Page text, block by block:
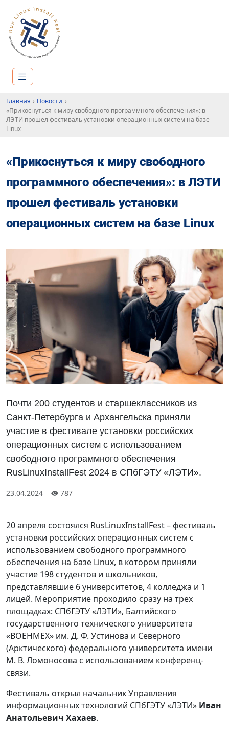
Главная
Новости
«Прикоснуться к миру свободного программного обеспечения»: в
ЛЭТИ прошел фестиваль установки операционных систем на базе
Linux
«Прикоснуться к миру свободного
программного обеспечения»: в ЛЭТИ
прошел фестиваль установки
операционных систем на базе Linux
Почти 200 студентов и старшеклассников из
Санкт-Петербурга и Архангельска приняли
участие в фестивале установки российских
операционных систем с использованием
свободного программного обеспечения
RusLinuxInstallFest 2024 в СПбГЭТУ «ЛЭТИ».
23.04.2024 787
20 апреля состоялся RusLinuxInstallFest – фестиваль
установки российских операционных систем с
использованием свободного программного
обеспечения на базе Linux, в котором приняли
участие 198 студентов и школьников,
представлявшие 6 университетов, 4 колледжа и 1
лицей. Мероприятие проходило сразу на трех
площадках: СПбГЭТУ «ЛЭТИ», Балтийского
государственного технического университета
«ВОЕНМЕХ» им. Д. Ф. Устинова и Северного
(Арктического) федерального университета имени
М. В. Ломоносова с использованием конференц-
связи.
Фестиваль открыл начальник Управления
информационных технологий СПбГЭТУ «ЛЭТИ» Иван
Анатольевич Хахаев.